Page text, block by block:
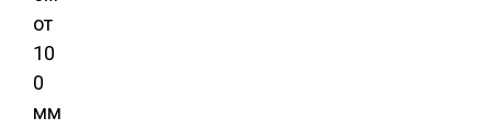
от
10
0
мм